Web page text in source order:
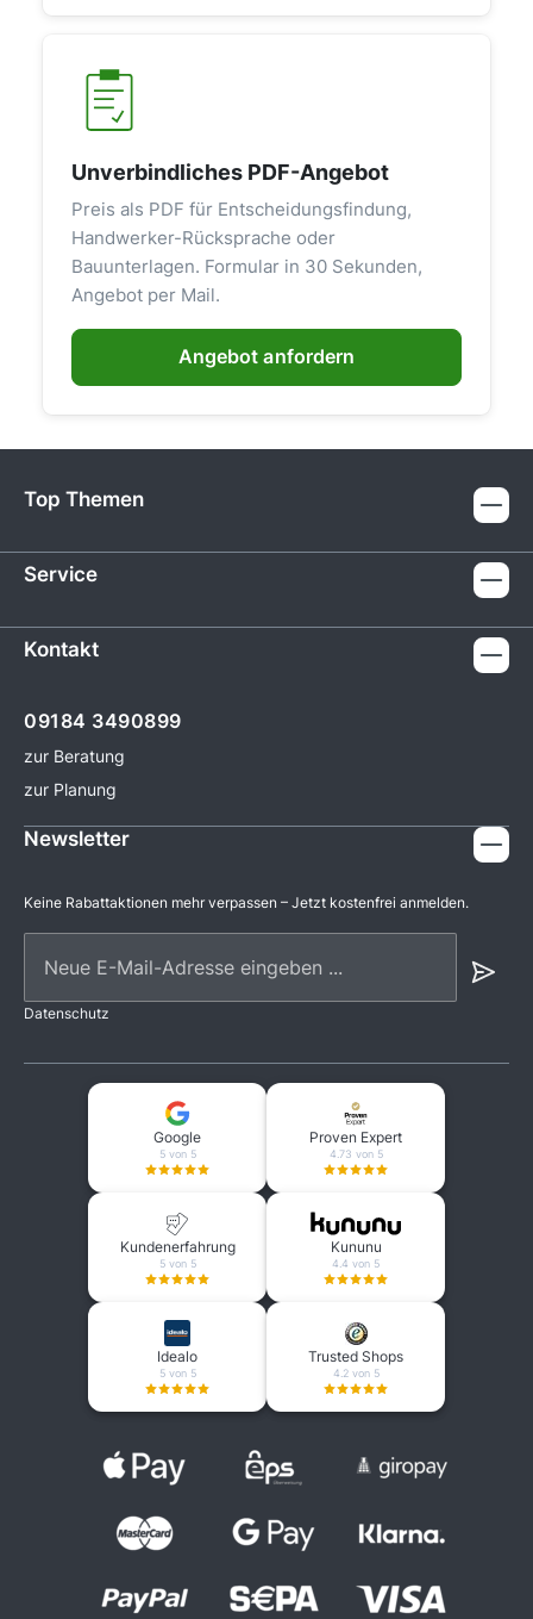
Unverbindliches PDF-Angebot
Preis als PDF für Entscheidungsfindung,
Handwerker-Rücksprache oder
Bauunterlagen. Formular in 30 Sekunden,
Angebot per Mail.
Angebot anfordern
Top Themen
Service
Kontakt
09184 3490899
zur Beratung
zur Planung
Newsletter
Keine Rabattaktionen mehr verpassen – Jetzt kostenfrei anmelden.
Datenschutz
Google
5 von 5
Proven Expert
4.73 von 5
Kundenerfahrung
5 von 5
Kununu
4.4 von 5
Idealo
5 von 5
Trusted Shops
4.2 von 5